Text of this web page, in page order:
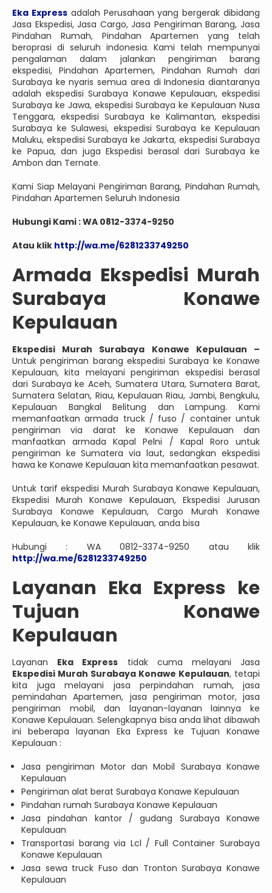
Eka Expressadalah Perusahaan yang bergerak dibidang
Jasa Ekspedisi, Jasa Cargo, Jasa Pengiriman Barang, Jasa
Pindahan Rumah, Pindahan Apartemen yang telah
beroprasi di seluruh indonesia. Kami telah mempunyai
pengalaman dalam jalankan pengiriman barang
ekspedisi, Pindahan Apartemen, Pindahan Rumah dari
Surabaya ke nyaris semua area di Indonesia diantaranya
adalah ekspedisi Surabaya Konawe Kepulauan, ekspedisi
Surabaya ke Jawa, ekspedisi Surabaya ke Kepulauan Nusa
Tenggara, ekspedisi Surabaya ke Kalimantan, ekspedisi
Surabaya ke Sulawesi, ekspedisi Surabaya ke Kepulauan
Maluku, ekspedisi Surabaya ke Jakarta, ekspedisi Surabaya
ke Papua, dan juga Ekspedisi berasal dari Surabaya ke
Ambon dan Ternate.
Kami Siap Melayani Pengiriman Barang, Pindahan Rumah,
Pindahan Apartemen Seluruh Indonesia
Hubungi Kami : WA 0812-3374-9250
Atau klik http://wa.me/6281233749250
Armada Ekspedisi Murah
Surabaya Konawe
Kepulauan
Ekspedisi Murah Surabaya Konawe Kepulauan –
Untuk pengiriman barang ekspedisi Surabaya ke Konawe
Kepulauan, kita melayani pengiriman ekspedisi berasal
dari Surabaya ke Aceh, Sumatera Utara, Sumatera Barat,
Sumatera Selatan, Riau, Kepulauan Riau, Jambi, Bengkulu,
Kepulauan Bangkal Belitung dan Lampung. Kami
memanfaatkan armada truck / fuso / container untuk
pengiriman via darat ke Konawe Kepulauan dan
manfaatkan armada Kapal Pelni / Kapal Roro untuk
pengiriman ke Sumatera via laut, sedangkan ekspedisi
hawa ke Konawe Kepulauan kita memanfaatkan pesawat.
Untuk tarif ekspedisi Murah Surabaya Konawe Kepulauan,
Ekspedisi Murah Konawe Kepulauan, Ekspedisi Jurusan
Surabaya Konawe Kepulauan, Cargo Murah Konawe
Kepulauan, ke Konawe Kepulauan, anda bisa
Hubungi : WA 0812-3374-9250 atau klik
http://wa.me/6281233749250
Layanan Eka Express ke
Tujuan Konawe
Kepulauan
Layanan Eka Express tidak cuma melayani Jasa
Ekspedisi Murah Surabaya Konawe Kepulauan, tetapi
kita juga melayani jasa perpindahan rumah, jasa
pemindahan Apartemen, jasa pengiriman motor, jasa
pengiriman mobil, dan layanan-layanan lainnya ke
Konawe Kepulauan. Selengkapnya bisa anda lihat dibawah
ini beberapa layanan Eka Express ke Tujuan Konawe
Kepulauan :
Jasa pengiriman Motor dan Mobil Surabaya Konawe
Kepulauan
Pengiriman alat berat Surabaya Konawe Kepulauan
Pindahan rumah Surabaya Konawe Kepulauan
Jasa pindahan kantor / gudang Surabaya Konawe
Kepulauan
Transportasi barang via Lcl / Full Container Surabaya
Konawe Kepulauan
Jasa sewa truck Fuso dan Tronton Surabaya Konawe
Kepulauan